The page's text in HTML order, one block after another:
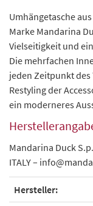
Umhängetasche
Marke Mandarina
Vielseitigkeit und
Die mehrfachen
jeden Zeitpunkt des
Restyling der
ein moderneres
Mandarina Duck
ITALY –
Hersteller: